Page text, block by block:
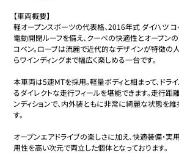
【車両概要】
軽オープンスポーツの代表格、2016年式 ダイハツ コ
電動開閉ルーフを備え、クーペの快適性とオープン
コペン。ローブは流麗で近代的なデザインが特徴の
らワインディングまで幅広く楽しめる一台です。
本車両は5速MTを採用。軽量ボディと相まって、ドラ
るダイレクトな走行フィールを堪能できます。走行
ンディションで、内外装ともに非常に綺麗な状態を
す。
オープンエアドライブの楽しさに加え、快適装備・実
用性を高い次元で両立した個体となっております。